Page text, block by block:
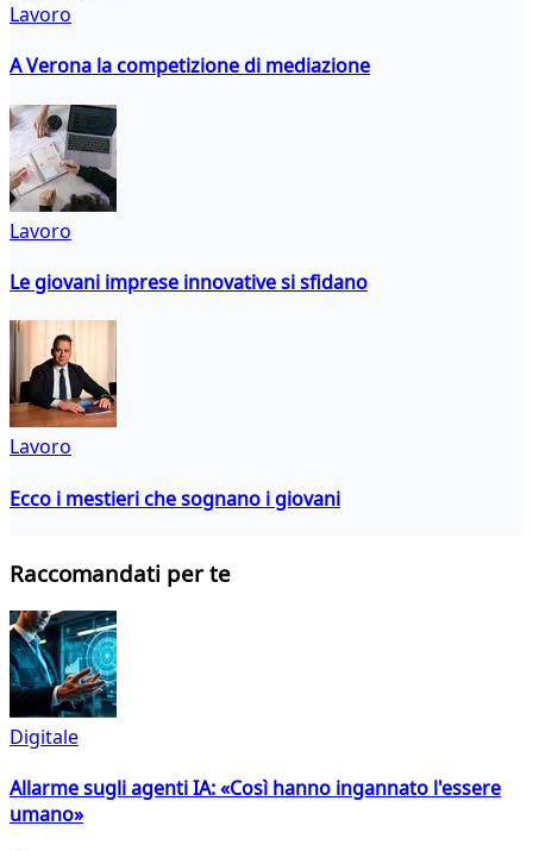
Lavoro
A Verona la competizione di mediazione
Lavoro
Le giovani imprese innovative si sfidano
Lavoro
Ecco i mestieri che sognano i giovani
Raccomandati per te
Digitale
Allarme sugli agenti IA: «Così hanno ingannato l'essere
umano»